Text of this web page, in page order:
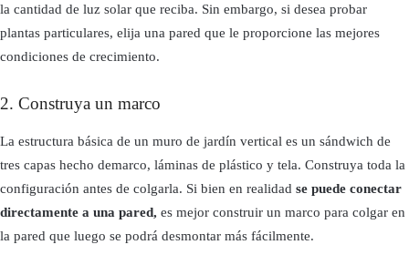
la cantidad de luz solar que reciba. Sin embargo, si desea probar
plantas particulares, elija una pared que le proporcione las mejores
condiciones de crecimiento.
2. Construya un marco
La estructura básica de un muro de jardín vertical es un sándwich de
tres capas hecho demarco, láminas de plástico y tela. Construya toda la
configuración antes de colgarla. Si bien en realidad se puede conectar
directamente a una pared, es mejor construir un marco para colgar en
la pared que luego se podrá desmontar más fácilmente.